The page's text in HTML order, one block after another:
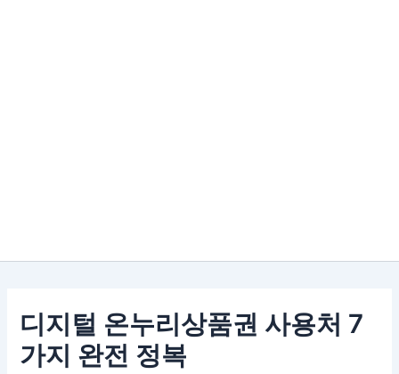
디지털 온누리상품권 사용처 7
가지 완전 정복